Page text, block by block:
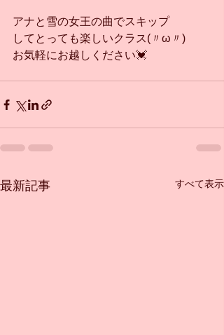
アナと雪の女王の曲でスキップ
してとっても楽しいクラス(〃ω〃)
お気軽にお越しください💓
最新記事 すべて表示